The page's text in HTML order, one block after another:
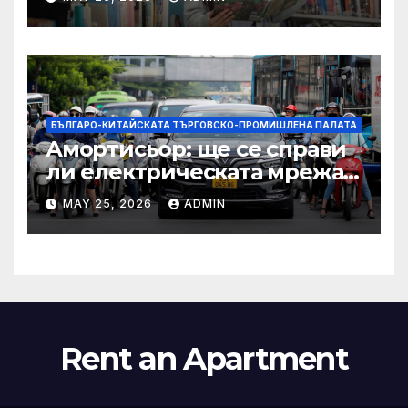
на YCIS отваря врати към
престижни университети
по целия свят
БЪЛГАРО-КИТАЙСКАТА ТЪРГОВСКО-ПРОМИШЛЕНА ПАЛАТА
Амортисьор: ще се справи
ли електрическата мрежа
на АСЕАН със задачата до
2045 г.?
MAY 25, 2026 ADMIN
Rent an Apartment